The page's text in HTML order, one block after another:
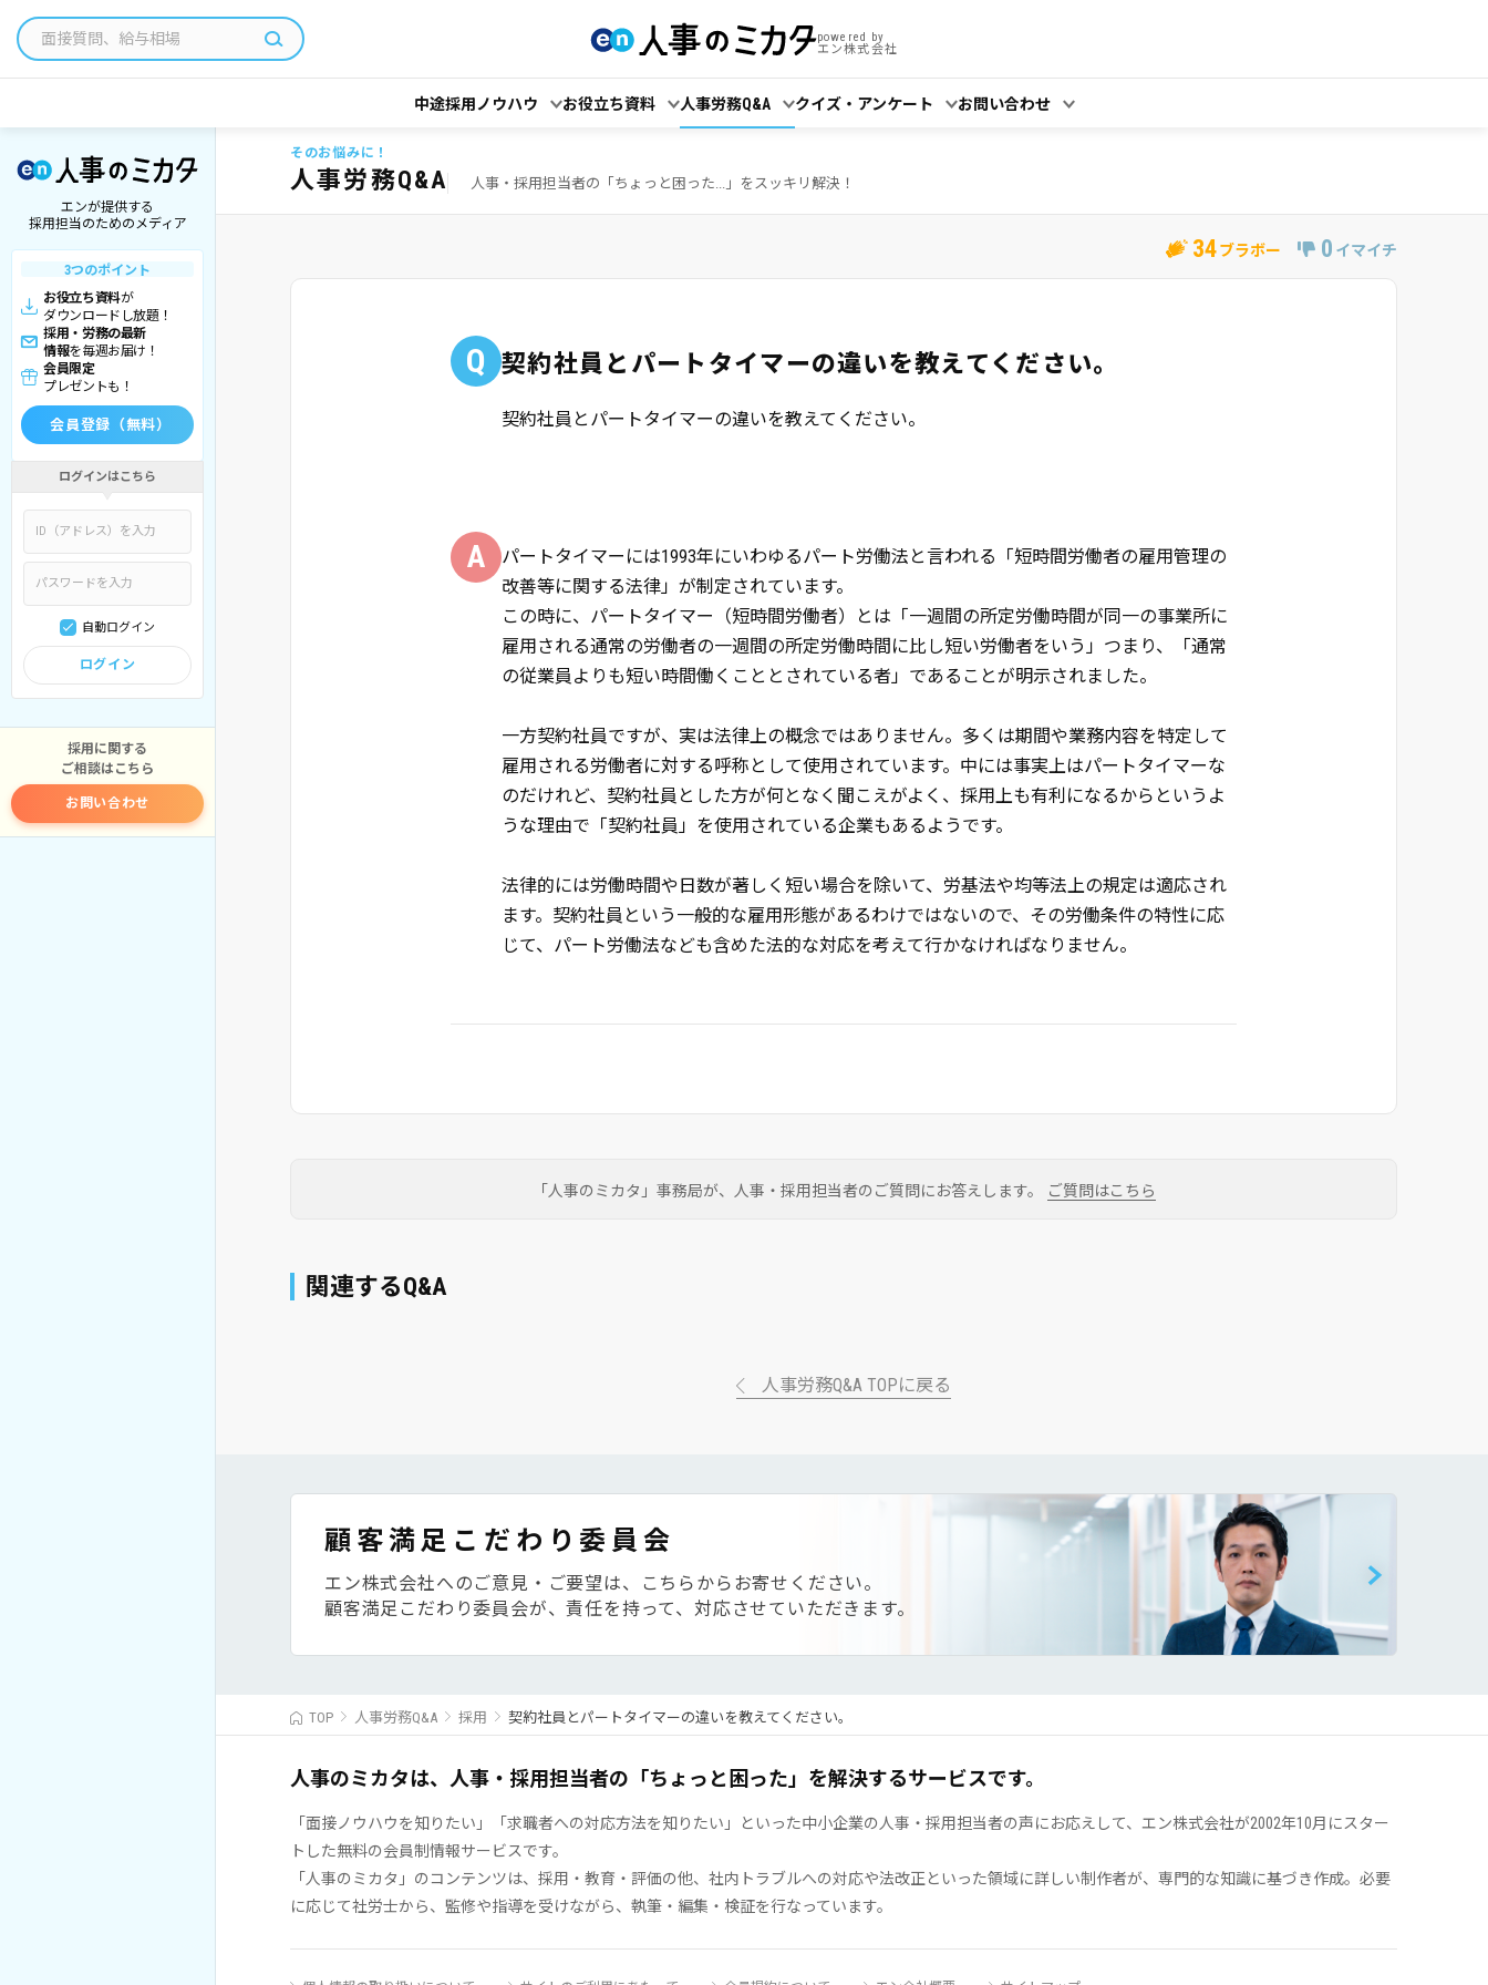
powered by
エン株式会社
中途採用ノウハウ お役立ち資料 人事労務Q&A クイズ・アンケート お問い合わせ
エンが提供する
採用担当のためのメディア
3つのポイント
お役立ち資料が
ダウンロードし放題！
採用・労務の最新
情報を毎週お届け！
会員限定
プレゼントも！
会員登録（無料）
ログインはこちら
自動ログイン
ログイン
採用に関する
ご相談はこちら
お問い合わせ
そのお悩みに！
人事労務Q&A 人事・採用担当者の「ちょっと困った...」をスッキリ解決！
34ブラボー 0 イマイチ
Q 契約社員とパートタイマーの違いを教えてください。
契約社員とパートタイマーの違いを教えてください。
A
パートタイマーには1993年にいわゆるパート労働法と言われる「短時間労働者の雇用管理の
改善等に関する法律」が制定されています。
この時に、パートタイマー（短時間労働者）とは「一週間の所定労働時間が同一の事業所に
雇用される通常の労働者の一週間の所定労働時間に比し短い労働者をいう」つまり、「通常
の従業員よりも短い時間働くこととされている者」であることが明示されました。
一方契約社員ですが、実は法律上の概念ではありません。多くは期間や業務内容を特定して
雇用される労働者に対する呼称として使用されています。中には事実上はパートタイマーな
のだけれど、契約社員とした方が何となく聞こえがよく、採用上も有利になるからというよ
うな理由で「契約社員」を使用されている企業もあるようです。
法律的には労働時間や日数が著しく短い場合を除いて、労基法や均等法上の規定は適応され
ます。契約社員という一般的な雇用形態があるわけではないので、その労働条件の特性に応
じて、パート労働法なども含めた法的な対応を考えて行かなければなりません。
「人事のミカタ」事務局が、 人事・採用担当者のご質問にお答えします。 ご質問はこちら
関連するQ&A
人事労務Q&A TOPに戻る
顧客満足こだわり委員会
エン株式会社へのご意見・ご要望は、こちらからお寄せください。
顧客満足こだわり委員会が、責任を持って、対応させていただきます。
TOP 人事労務Q&A 採用 契約社員とパートタイマーの違いを教えてください。
人事のミカタは、人事・採用担当者の「ちょっと困った」を解決するサービスです。
「面接ノウハウを知りたい」「求職者への対応方法を知りたい」といった中小企業の人事・採用担当者の声にお応えして、エン株式会社が2002年10月にスター
トした無料の会員制情報サービスです。
「人事のミカタ」のコンテンツは、採用・教育・評価の他、社内トラブルへの対応や法改正といった領域に詳しい制作者が、専門的な知識に基づき作成。必要
に応じて社労士から、監修や指導を受けながら、執筆・編集・検証を行なっています。